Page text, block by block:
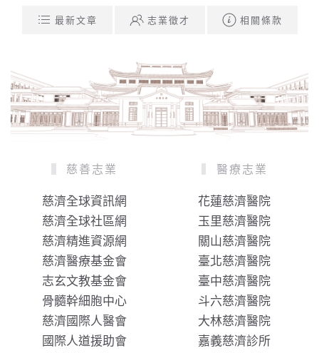
最新文章 志業徵才 相關條款
慈善志業
慈濟全球資訊網
慈濟全球社區網
慈濟精進資源網
慈濟醫療基金會
志玄文教基金會
骨髓幹細胞中心
慈濟國際人醫會
國際人道援助會
醫療志業
花蓮慈濟醫院
玉里慈濟醫院
關山慈濟醫院
臺北慈濟醫院
臺中慈濟醫院
斗六慈濟醫院
大林慈濟醫院
嘉義慈濟診所